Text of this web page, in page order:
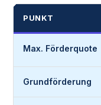
PUNKT
Max. Förderquote
Grundförderung